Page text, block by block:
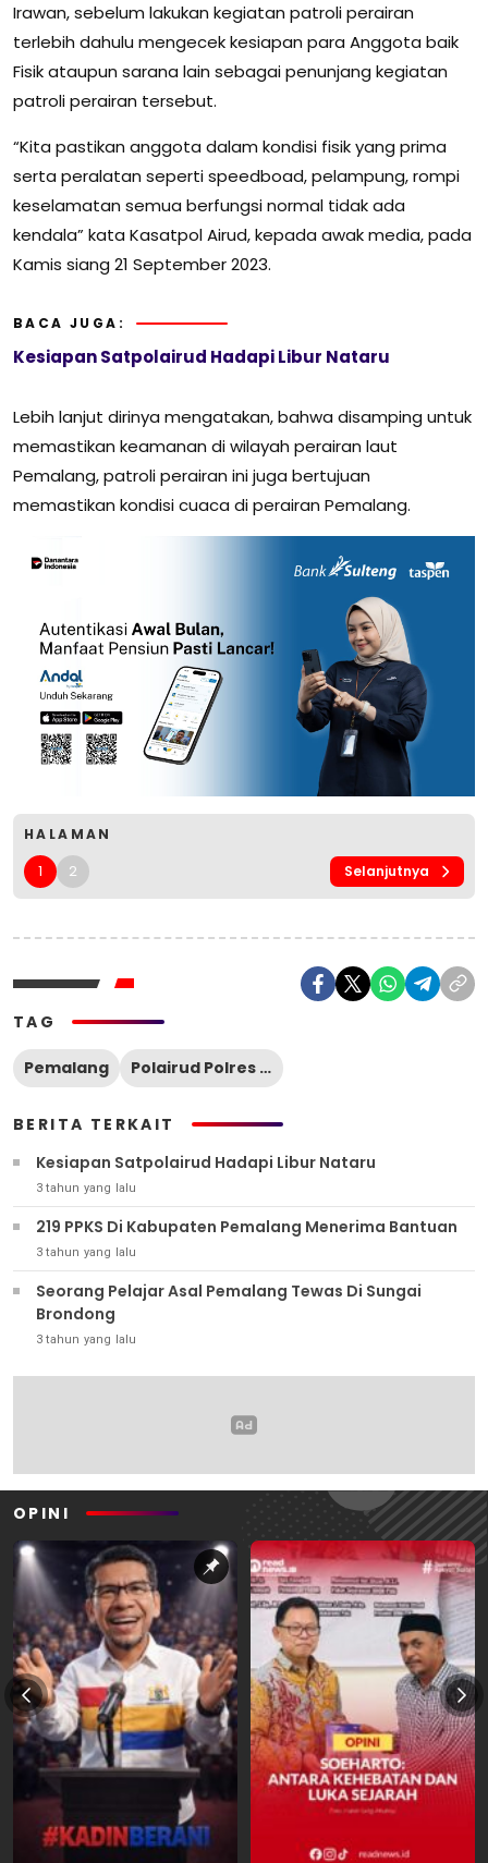
Irawan, sebelum lakukan kegiatan patroli perairan
terlebih dahulu mengecek kesiapan para Anggota baik
Fisik ataupun sarana lain sebagai penunjang kegiatan
patroli perairan tersebut.
“Kita pastikan anggota dalam kondisi fisik yang prima
serta peralatan seperti speedboad, pelampung, rompi
keselamatan semua berfungsi normal tidak ada
kendala” kata Kasatpol Airud, kepada awak media, pada
Kamis siang 21 September 2023.
BACA JUGA:
Kesiapan Satpolairud Hadapi Libur Nataru
Lebih lanjut dirinya mengatakan, bahwa disamping untuk
memastikan keamanan di wilayah perairan laut
Pemalang, patroli perairan ini juga bertujuan
memastikan kondisi cuaca di perairan Pemalang.
HALAMAN
1 2 Selanjutnya
TAG
Pemalang Polairud Polres Pemalang
BERITA TERKAIT
Kesiapan Satpolairud Hadapi Libur Nataru
3 tahun yang lalu
219 PPKS Di Kabupaten Pemalang Menerima Bantuan
3 tahun yang lalu
Seorang Pelajar Asal Pemalang Tewas Di Sungai
Brondong
3 tahun yang lalu
OPINI